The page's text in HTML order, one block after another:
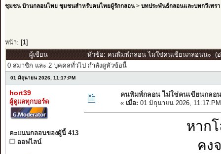
ชุมชน บ้านกลอนไทย ชุมชนสำหรับคนไทยผู้รักกลอน> บทประพันธ์กลอนและบทกวีเพรา
หน้า: [ 1]
ผู้เขียน
หัวข้อ: คนพิมพ์กลอน ไม่ใช่คนเขียนกลอนนะ (อ่
0 สมาชิก และ 2 บุคคลทั่วไป กำลังดูหัวข้อนี้
01 มิถุนายน 2026, 11:17:PM
hort39
ผู้ดูแลทุกบอร์ด
คะแนนกลอนของผู้นี้ 413
ออฟไลน์
คนพิมพ์กลอน ไม่ใช่คนเขียนกลอ
« เมื่อ: 01 มิถุนายน 2026,
หาก
คง